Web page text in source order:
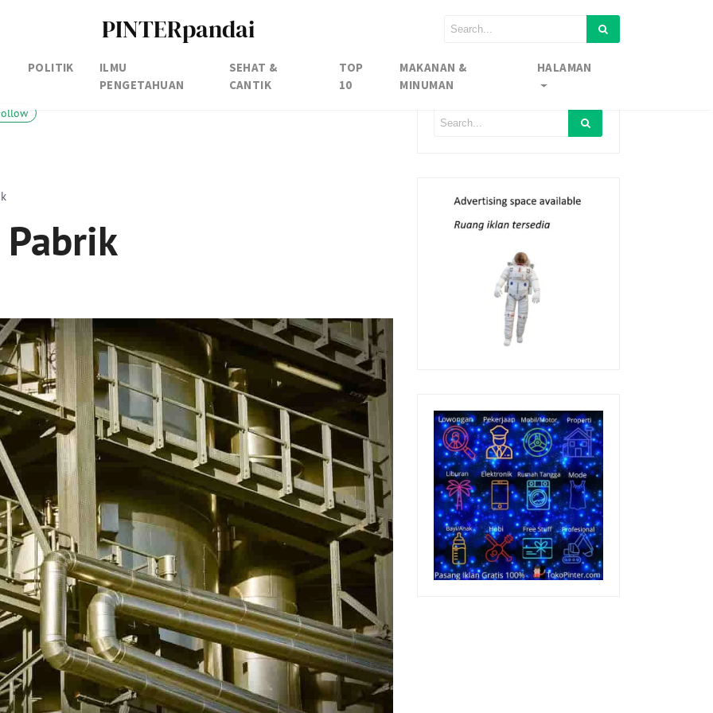
PINTERpandai
POLITIK
ILMU
PENGETAHUAN
SEHAT &
CANTIK
TOP
10
MAKANAN &
MINUMAN
HALAMAN